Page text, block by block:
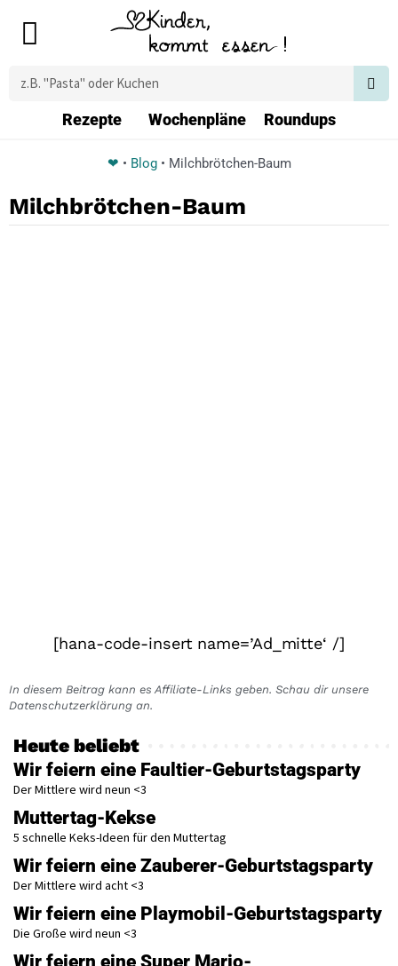
Main
Suche
Rezepte Wochenpläne Roundups
❤ • Blog• Milchbrötchen-Baum
Milchbrötchen-Baum
[hana-code-insert name=’Ad_mitte‘ /]
In diesem Beitrag kann es Affiliate-Links geben. Schau dir unsere
Datenschutzerklärung an.
Heute beliebt
Wir feiern eine Faultier-Geburtstagsparty
Der Mittlere wird neun <3
Muttertag-Kekse
5 schnelle Keks-Ideen für den Muttertag
Wir feiern eine Zauberer-Geburtstagsparty
Der Mittlere wird acht <3
Wir feiern eine Playmobil-Geburtstagsparty
Die Große wird neun <3
Wir feiern eine Super Mario-